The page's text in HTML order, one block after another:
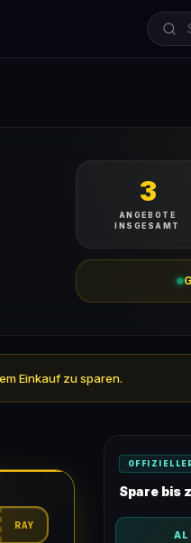
3
ANGEBOTE
INSGESAMT
Einkauf zu sparen.
RAY
Spare bis